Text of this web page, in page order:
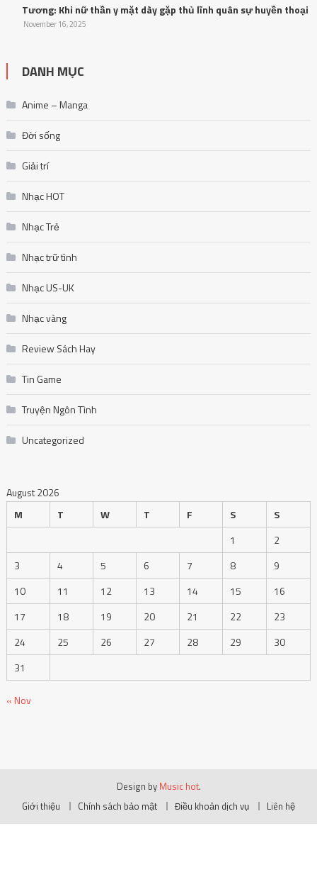
Tương: Khi nữ thần y mặt dày gặp thủ lĩnh quân sự huyền thoại
November 16, 2025
DANH MỤC
Anime – Manga
Đời sống
Giải trí
Nhạc HOT
Nhạc Trẻ
Nhạc trữ tình
Nhạc US-UK
Nhạc vàng
Review Sách Hay
Tin Game
Truyện Ngôn Tình
Uncategorized
August 2026
M
T W T F S
S
1
2
3
4 5 6 7 8
9
10
11 12 13 14 15
16
17
18 19 20 21 22
23
24
25 26 27 28 29
30
31
« Nov
Design by Music hot.
Giới thiệu
Chính sách bảo mật Điều khoản dịch vụ Liên hệ